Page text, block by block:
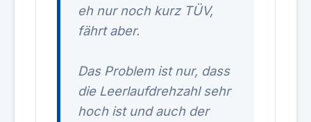
eh nur noch kurz TÜV,
fährt aber.
Das Problem ist nur, dass
die Leerlaufdrehzahl sehr
hoch ist und auch der